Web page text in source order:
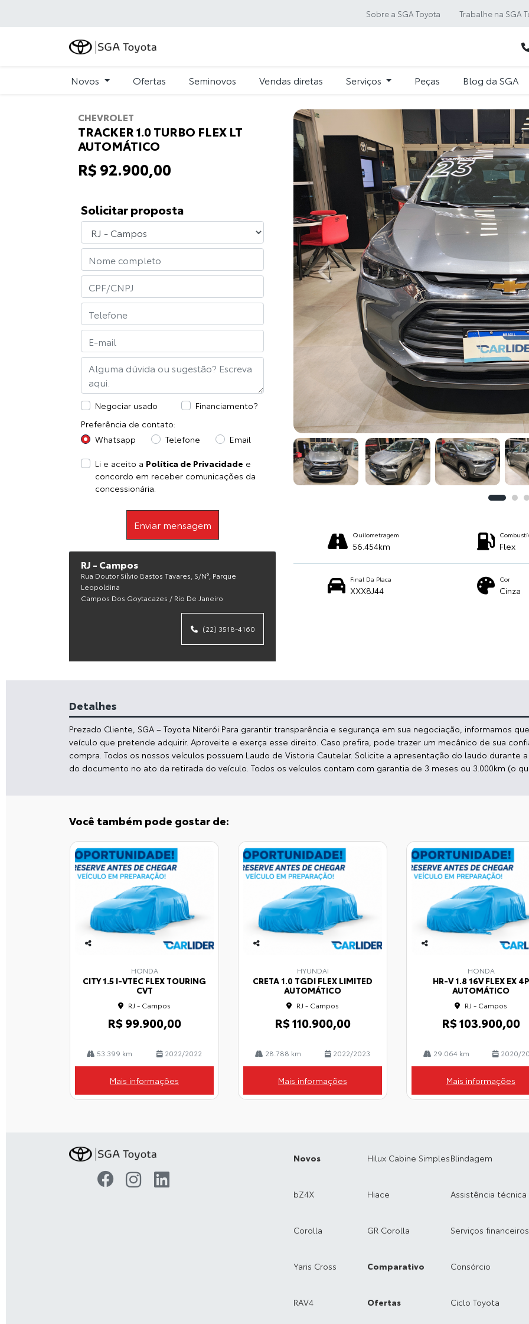
Sobre a SGA Toyota Trabalhe na SGA
Novos Ofertas Seminovos Vendas diretas Serviços Peças Blog da SGA
CHEVROLET
TRACKER 1.0 TURBO FLEX LT
AUTOMÁTICO
R$ 92.900,00
RJ - Campos
Rua Doutor Sílvio Bastos Tavares, S/n°, Parque
Leopoldina
Campos Dos Goytacazes / Rio De Janeiro
(22) 3518-4160
Solicitar proposta
Financiamento?
Negociar usado
Preferência de contato:
Whatsapp
Telefone Email
Li e aceito a Política de Privacidade e
concordo em receber comunicações da
concessionária.
Enviar mensagem
Previous
Flex
Quilometragem
56.454km
Cor
Cinza
Final Da Placa
XXX8J44
Detalhes
Prezado Cliente, SGA – Toyota Niterói Para garantir transparência e segurança em sua negociação, informamos
veículo que pretende adquirir. Aproveite e exerça esse direito. Caso prefira, pode trazer um mecânico de sua
compra. Todos os nossos veículos possuem Laudo de Vistoria Cautelar. Solicite a apresentação do laudo durante
do documento no ato da retirada do veículo. Todos os veículos contam com garantia de 3 meses ou 3.000km (o
Você também pode gostar de:
lhe
HONDA
CITY 1.5 I-VTEC FLEX TOURING
CVT
RJ - Campos
R$ 99.900,00
53.399 km 2022/2022
Mais informações
lhe
HYUNDAI
CRETA 1.0 TGDI FLEX LIMITED
AUTOMÁTICO
RJ - Campos
R$ 110.900,00
28.788 km 2022/2023
Mais informações
HONDA
HR-V 1.8 16V FLEX EX 4P
AUTOMÁTICO
RJ - Campos
R$ 103.900,00
29.064 km 2020/
Mais informações
Novos
bZ4X
Corolla
Yaris Cross
RAV4
Hilux Cabine Simples
Hiace
GR Corolla
Comparativo
Ofertas
Blindagem
Assistência técnica
Serviços financeiros
Consórcio
Ciclo Toyota